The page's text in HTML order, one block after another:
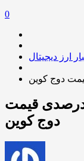
0
ارز دیجیتال
جدید ماسک؛ جهش ۱۴ درصدی قیمت
دوج کوین